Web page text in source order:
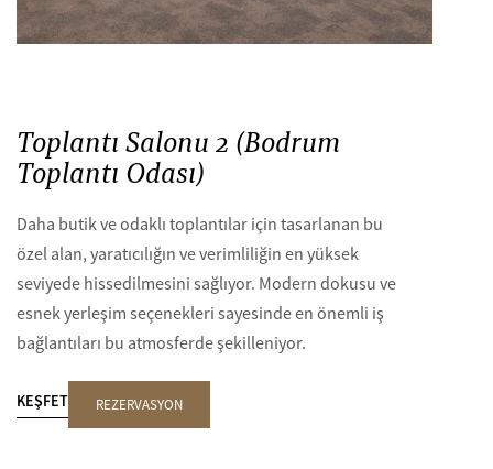
Toplantı Salonu 2 (Bodrum
Toplantı Odası)
Daha butik ve odaklı toplantılar için tasarlanan bu
özel alan, yaratıcılığın ve verimliliğin en yüksek
seviyede hissedilmesini sağlıyor. Modern dokusu ve
esnek yerleşim seçenekleri sayesinde en önemli iş
bağlantıları bu atmosferde şekilleniyor.
KEŞFET REZERVASYON